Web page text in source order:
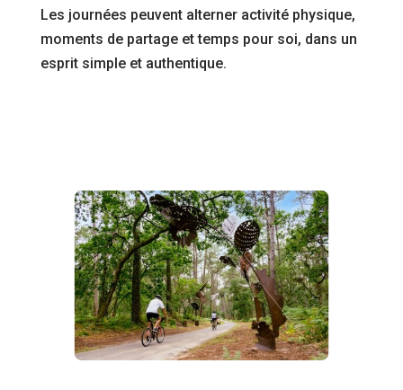
Les journées peuvent alterner activité physique,
moments de partage et temps pour soi, dans un
esprit simple et authentique.